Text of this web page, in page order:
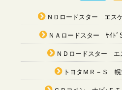
ＮＤロードスター エス
ＮＡロードスター ｻｲﾄ
ＮＤロードスター
トヨタＭＲ－Ｓ